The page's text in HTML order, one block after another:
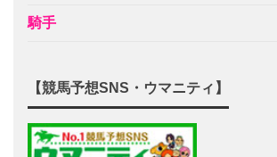
騎手
【競馬予想SNS・ウマニティ】